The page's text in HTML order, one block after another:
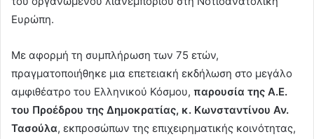
Ευρώπη.
Με αφορμή τη συμπλήρωση των 75 ετών,
πραγματοποιήθηκε μια επετειακή εκδήλωση στο μεγάλο
αμφιθέατρο του Ελληνικού Κόσμου, παρουσία της Α.Ε.
του Προέδρου της Δημοκρατίας, κ. Κωνσταντίνου Αν.
Τασούλα, εκπροσώπων της επιχειρηματικής κοινότητας,